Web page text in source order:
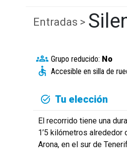
Entradas >
Grupo reducido: No
Accesible en silla de
Tu elección
El recorrido tiene una
1’5 kilómetros
Arona, en el sur de